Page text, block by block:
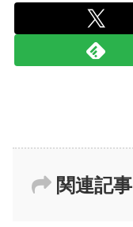
関連記事